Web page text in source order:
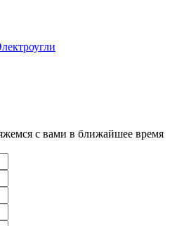
с вами в ближайшее время